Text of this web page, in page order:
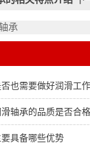
承
也需要做好润滑工作
轴承的品质是否合格
具备哪些优势